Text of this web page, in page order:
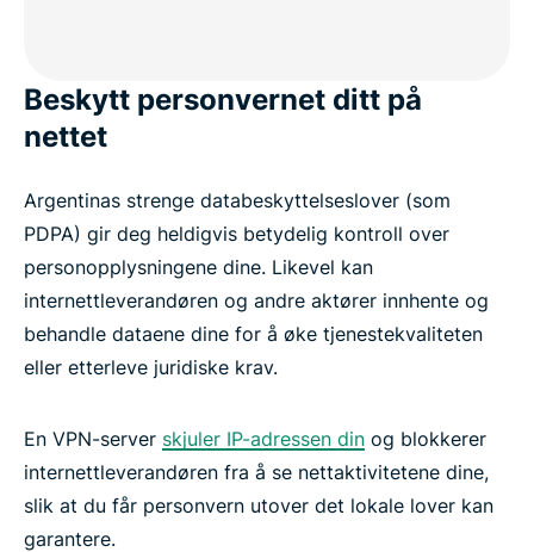
Beskytt personvernet ditt på
nettet
Argentinas strenge databeskyttelseslover (som
PDPA) gir deg heldigvis betydelig kontroll over
personopplysningene dine. Likevel kan
internettleverandøren og andre aktører innhente og
behandle dataene dine for å øke tjenestekvaliteten
eller etterleve juridiske krav.
En VPN-server skjuler IP-adressen din og blokkerer
internettleverandøren fra å se nettaktivitetene dine,
slik at du får personvern utover det lokale lover kan
garantere.